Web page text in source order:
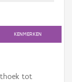
KENMERKEN
tot